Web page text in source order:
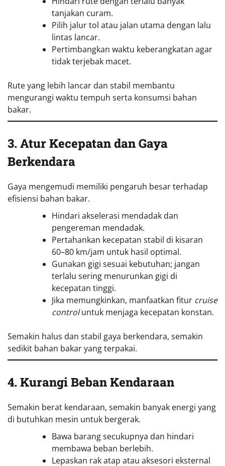
tanjakan curam.
Pilih jalur tol atau jalan utama dengan lalu
lintas lancar.
Pertimbangkan waktu keberangkatan agar
tidak terjebak macet.
Rute yang lebih lancar dan stabil membantu
mengurangi waktu tempuh serta konsumsi bahan
bakar.
3. Atur Kecepatan dan Gaya
Berkendara
Gaya mengemudi memiliki pengaruh besar terhadap
efisiensi bahan bakar.
Hindari akselerasi mendadak dan
pengereman mendadak.
Pertahankan kecepatan stabil di kisaran
60–80 km/jam untuk hasil optimal.
Gunakan gigi sesuai kebutuhan; jangan
terlalu sering menurunkan gigi di
kecepatan tinggi.
Jika memungkinkan, manfaatkan fitur cruise
controluntuk menjaga kecepatan konstan.
Semakin halus dan stabil gaya berkendara, semakin
sedikit bahan bakar yang terpakai.
4. Kurangi Beban Kendaraan
Semakin berat kendaraan, semakin banyak energi yang
di butuhkan mesin untuk bergerak.
Bawa barang secukupnya dan hindari
membawa beban berlebih.
Lepaskan rak atap atau aksesori eksternal